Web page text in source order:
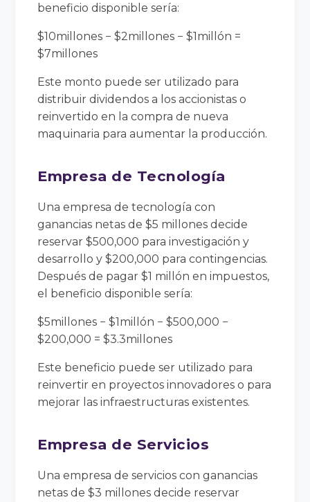
beneficio disponible sería:
$10millones − $2millones − $1millón =
$7millones
Este monto puede ser utilizado para
distribuir dividendos a los accionistas o
reinvertido en la compra de nueva
maquinaria para aumentar la producción.
Empresa de Tecnología
Una empresa de tecnología con
ganancias netas de $5 millones decide
reservar $500,000 para investigación y
desarrollo y $200,000 para contingencias.
Después de pagar $1 millón en impuestos,
el beneficio disponible sería:
$5millones − $1millón − $500,000 −
$200,000 = $3.3millones
Este beneficio puede ser utilizado para
reinvertir en proyectos innovadores o para
mejorar las infraestructuras existentes.
Empresa de Servicios
Una empresa de servicios con ganancias
netas de $3 millones decide reservar